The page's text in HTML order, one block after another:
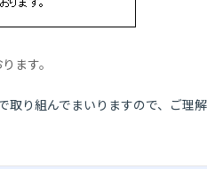
ます。
り組んでまいりますので、ご理